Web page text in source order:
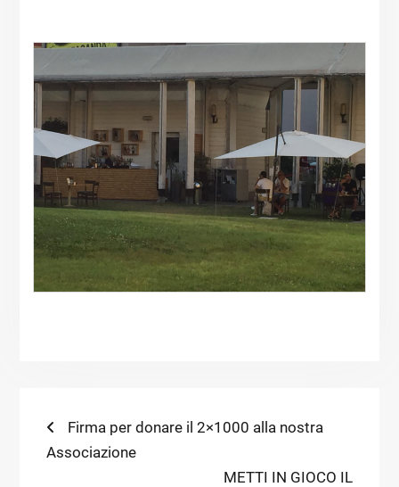
Navigazione
articoli
Previous
post:
Firma per donare il 2×1000 alla nostra
Associazione
Next
METTI IN GIOCO IL